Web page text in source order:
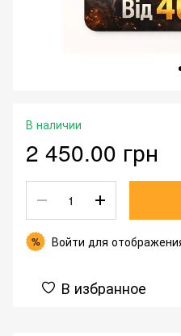
В наличии
2 450.00 грн
% Войти для
В избранное